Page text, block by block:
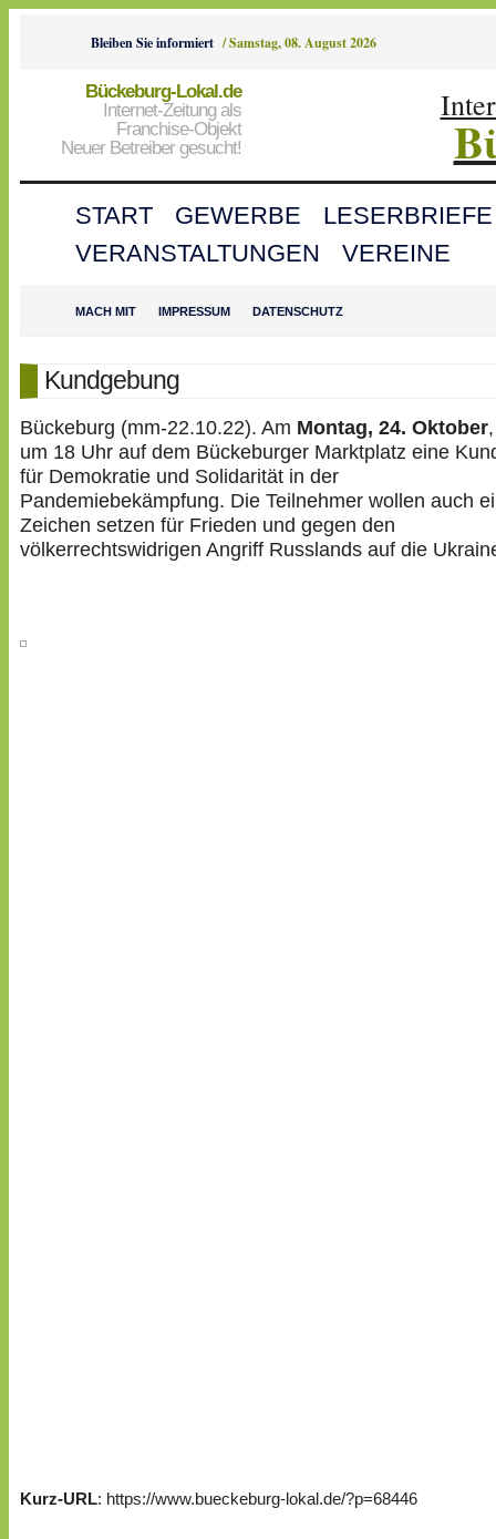
Bleiben Sie informiert /Samstag, 08. August 2026
Bückeburg-Lokal.de
Internet-Zeitung als
Franchise-Objekt
Neuer Betreiber gesucht!
START GEWERBE
LESERBRIEFE
VERANSTALTUNGEN
VEREINE
MACH MIT IMPRESSUM DATENSCHUTZ
Kundgebung
Bückeburg (mm-22.10.22). Am Montag, 24. Oktober
um 18 Uhr auf dem Bückeburger Marktplatz eine
für Demokratie und Solidarität in der
Pandemiebekämpfung. Die Teilnehmer wollen auch
Zeichen setzen für Frieden und gegen den
völkerrechtswidrigen Angriff Russlands auf die
Kurz-URL: https://www.bueckeburg-lokal.de/?p=68446